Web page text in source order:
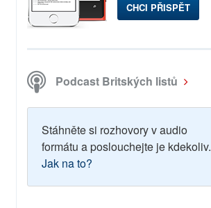
CHCI PŘISPĚT
Podcast Britských listů
Stáhněte si rozhovory v audio
formátu a poslouchejte je kdekoliv.
Jak na to?